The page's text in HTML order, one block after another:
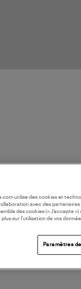
utilise des cookies et
avec des
des cookies (« J’accepte
plus sur l’utilisation de vos
Paramètres